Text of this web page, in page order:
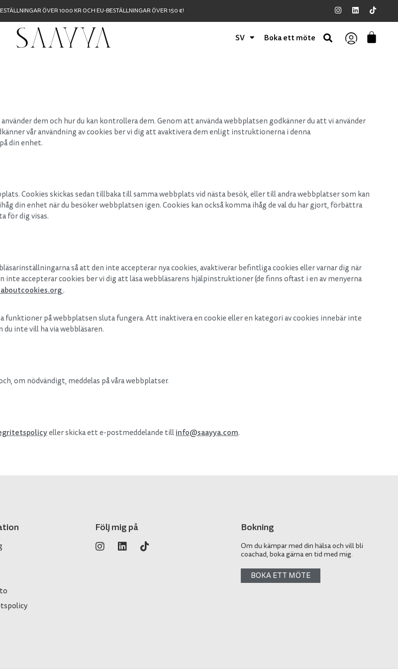
ÖVER 1000 KR OCH EU-BESTÄLLNINGAR ÖVER 150 €!
SV Boka ett möte
dem och hur du kan kontrollera dem. Genom att använda webbplatsen godkänner du att vi använder
vår användning av cookies ber vi dig att avaktivera dem enligt instruktionerna i denna
din enhet.
Cookies skickas sedan tillbaka till samma webbplats vid nästa besök, eller till andra webbplatser som kan
din enhet när du besöker webbplatsen igen. Cookies kan också komma ihåg de val du har gjort, förbättra
för dig visas.
så att den inte accepterar nya cookies, avaktiverar befintliga cookies eller varnar dig när
inte accepterar cookies ber vi dig att läsa webbläsarens hjälpinstruktioner (de finns oftast i en av menyerna
.
funktioner på webbplatsen sluta fungera. Att inaktivera en cookie eller en kategori av cookies innebär inte
inte vill ha via webbläsaren.
om nödvändigt, meddelas på våra webbplatser.
eller skicka ett e-postmeddelande tillinfo@saayya.com.
Följ mig på Bokning
Om du kämpar med din hälsa och vill bli
coachad, boka gärna en tid med mig.
BOKA ETT MÖTE